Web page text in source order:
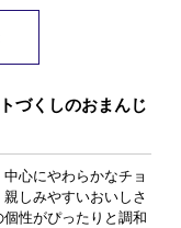
づくしのおまんじ
心にやわらかなチョ
しみやすいおいしさ
性がぴったりと調和